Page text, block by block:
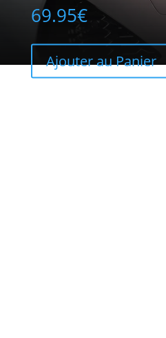
69.95€
Ajouter au Panier